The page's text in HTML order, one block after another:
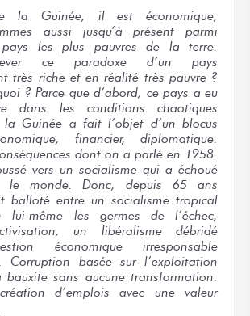
la Guinée, il est économique,
aussi jusqu’à présent parmi
les plus pauvresde la terre.
ce paradoxe
d’un pays
très riche et en réalité très pauvre ?
? Parce qued’abord, ce pays a eu
dans les conditions chaotiques
la Guinée a faitl’objet d’un blocus
financier, diplomatique.
dont on a parlé en 1958.
vers un socialisme qui a échoué
le monde. Donc,depuis 65 ans
balloté entre un socialisme tropical
lui-même les germes
de l’échec,
un libéralismedébridé
économique irresponsable
Corruption basée sur l’exploitation
bauxite sans aucunetransformation.
d’emploisavec une valeur